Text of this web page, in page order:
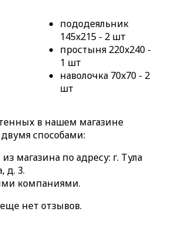
пододеяльник
145x215 - 2 шт
простыня 220x240 -
1 шт
наволочка 70x70 - 2
шт
в нашем магазине
способами:
магазина по адресу: г. Тула
д. 3.
компаниями.
нет отзывов.